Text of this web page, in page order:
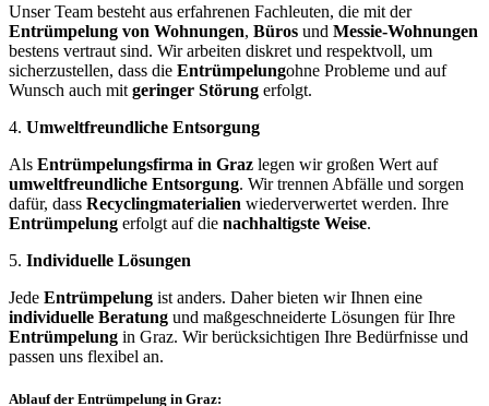
Unser Team besteht aus erfahrenen Fachleuten, die mit der
Entrümpelung von Wohnungen, Büros und Messie-Wohnungen
bestens vertraut sind. Wir arbeiten diskret und respektvoll, um
sicherzustellen, dass die Entrümpelungohne Probleme und auf
Wunsch auch mit geringer Störung erfolgt.
4. Umweltfreundliche Entsorgung
Als Entrümpelungsfirma in Graz legen wir großen Wert auf
umweltfreundliche Entsorgung. Wir trennen Abfälle und sorgen
dafür, dass Recyclingmaterialien wiederverwertet werden. Ihre
Entrümpelung erfolgt auf die nachhaltigste Weise.
5. Individuelle Lösungen
Jede Entrümpelung ist anders. Daher bieten wir Ihnen eine
individuelle Beratung und maßgeschneiderte Lösungen für Ihre
Entrümpelung in Graz. Wir berücksichtigen Ihre Bedürfnisse und
passen uns flexibel an.
Ablauf der Entrümpelung in Graz: